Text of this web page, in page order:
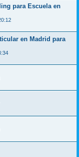
para Escuela en
en Madrid para